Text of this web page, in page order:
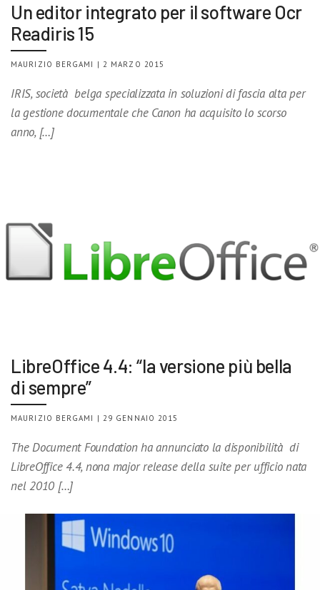
Un editor integrato per il software Ocr
Readiris 15
MAURIZIO BERGAMI | 2 MARZO 2015
IRIS, società belga specializzata in soluzioni di fascia alta per
la gestione documentale che Canon ha acquisito lo scorso
anno, […]
LibreOffice 4.4: “la versione più bella
di sempre”
MAURIZIO BERGAMI | 29 GENNAIO 2015
The Document Foundation ha annunciato la disponibilità di
LibreOffice 4.4, nona major release della suite per ufficio nata
nel 2010 […]